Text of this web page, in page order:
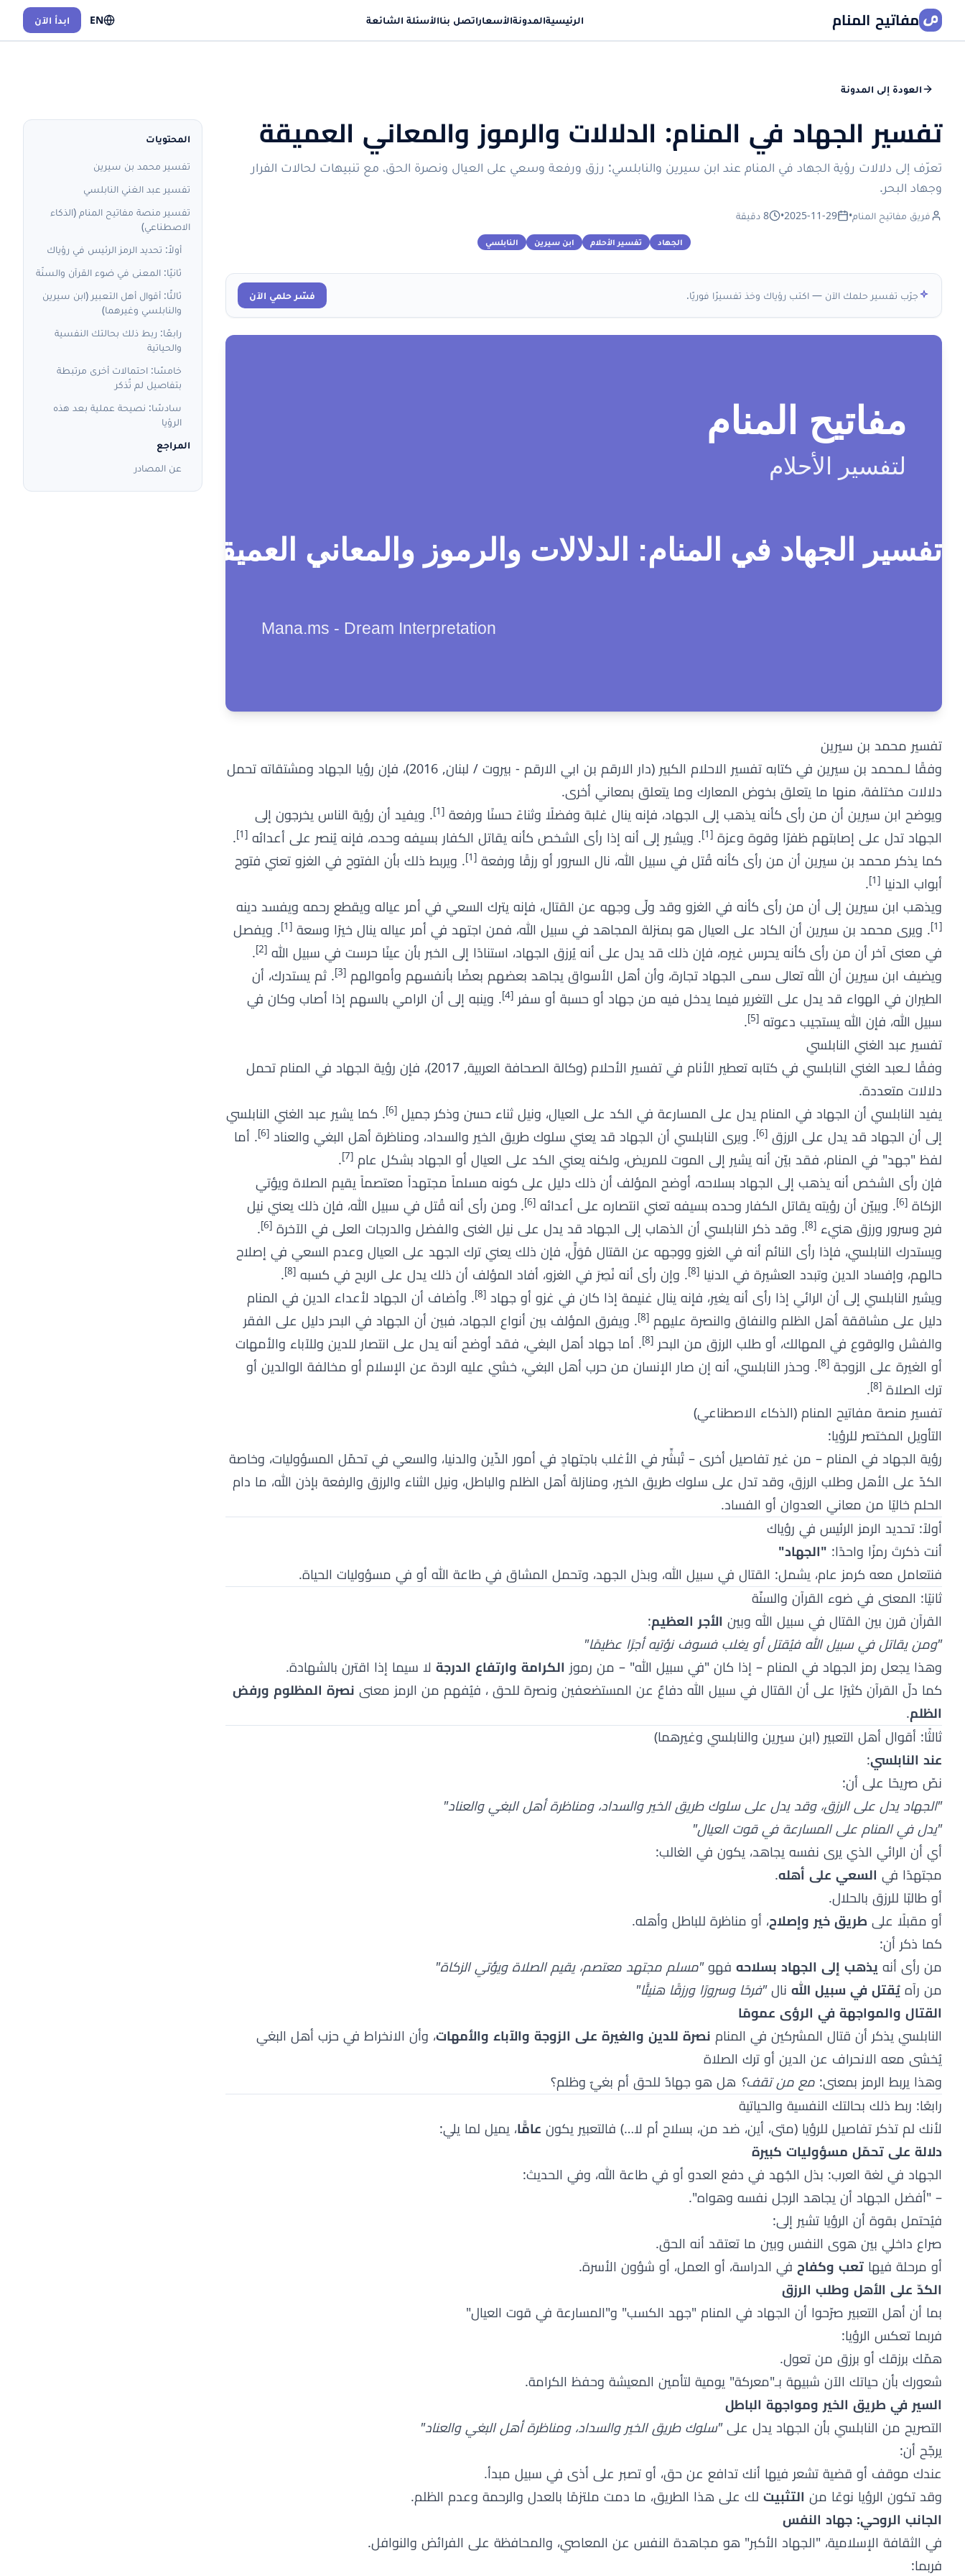
مفاتيح المنام الرئيسيةالمدونةالأسعاراتصل بناالأسئلة الشائعة EN ابدأ الآن
العودة إلى المدونة
تفسير الجهاد في المنام: الدلالات والرموز والمعاني العميقة
تعرّف إلى دلالات رؤية الجهاد في المنام عند ابن سيرين والنابلسي: رزق ورفعة وسعي على العيال ونصرة الحق، مع تنبيهات لحالات الفرار
وجهاد البحر.
فريق مفاتيح المنام•
2025-11-29
• 8 دقيقة
الجهاد تفسير الأحلام ابن سيرين النابلسي
جرّب تفسير حلمك الآن — اكتب رؤياك وخذ تفسيرًا فوريًا. فسّر حلمي الآن
تفسير محمد بن سيرين
وفقًا لـمحمد بن سيرين في كتابه تفسير الاحلام الكبير (دار الارقم بن ابي الارقم - بيروت / لبنان, 2016)، فإن رؤيا الجهاد ومشتقاته تحمل
دلالات مختلفة، منها ما يتعلق بخوض المعارك وما يتعلق بمعاني أخرى.
ويوضح ابن سيرين أن من رأى كأنه يذهب إلى الجهاد، فإنه ينال غلبة وفضلًا وثناءً حسنًا ورفعة [1] . ويفيد أن رؤية الناس يخرجون إلى
الجهاد تدل على إصابتهم ظفرًا وقوة وعزة [1] . ويشير إلى أنه إذا رأى الشخص كأنه يقاتل الكفار بسيفه وحده، فإنه يُنصر على أعدائه [1]
.
كما يذكر محمد بن سيرين أن من رأى كأنه قُتل في سبيل الله، نال السرور أو رزقًا ورفعة [1] . ويربط ذلك بأن الفتوح في الغزو تعني فتوح
أبواب الدنيا [1]
.
ويذهب ابن سيرين إلى أن من رأى كأنه في الغزو وقد ولّى وجهه عن القتال، فإنه يترك السعي في أمر عياله ويقطع رحمه ويفسد دينه
[1] . ويرى محمد بن سيرين أن الكاد على العيال هو بمنزلة المجاهد في سبيل الله، فمن اجتهد في أمر عياله ينال خيرًا وسعة [1] . ويفصل
في معنى آخر أن من رأى كأنه يحرس غيره، فإن ذلك قد يدل على أنه يُرزق الجهاد، استنادًا إلى الخبر بأن عينًا حرست في سبيل الله [2]
.
ويضيف ابن سيرين أن الله تعالى سمى الجهاد تجارة، وأن أهل الأسواق يجاهد بعضهم بعضًا بأنفسهم وأموالهم [3] . ثم يستدرك، أن
الطيران في الهواء قد يدل على التغرير فيما يدخل فيه من جهاد أو حسبة أو سفر [4] . وينبه إلى أن الرامي بالسهم إذا أصاب وكان في
سبيل الله، فإن الله يستجيب دعوته [5]
.
تفسير عبد الغني النابلسي
وفقًا لـعبد الغني النابلسي في كتابه تعطير الأنام في تفسير الأحلام (وكالة الصحافة العربية, 2017)، فإن رؤية الجهاد في المنام تحمل
دلالات متعددة.
يفيد النابلسي أن الجهاد في المنام يدل على المسارعة في الكد على العيال، ونيل ثناء حسن وذكر جميل [6] . كما يشير عبد الغني النابلسي
إلى أن الجهاد قد يدل على الرزق [6] . ويرى النابلسي أن الجهاد قد يعني سلوك طريق الخير والسداد، ومناظرة أهل البغي والعناد [6] . أما
لفظ "جهد" في المنام، فقد بيّن أنه يشير إلى الموت للمريض، ولكنه يعني الكد على العيال أو الجهاد بشكل عام [7]
.
فإن رأى الشخص أنه يذهب إلى الجهاد بسلاحه، أوضح المؤلف أن ذلك دليل على كونه مسلماً مجتهداً معتصماً يقيم الصلاة ويؤتي
الزكاة [6] . ويبيّن أن رؤيته يقاتل الكفار وحده بسيفه تعني انتصاره على أعدائه [6] . ومن رأى أنه قُتل في سبيل الله، فإن ذلك يعني نيل
فرح وسرور ورزق هنيء [8] . وقد ذكر النابلسي أن الذهاب إلى الجهاد قد يدل على نيل الغنى والفضل والدرجات العلى في الآخرة [6]
.
ويستدرك النابلسي، فإذا رأى النائم أنه في الغزو ووجهه عن القتال مُوَلٍّ، فإن ذلك يعني ترك الجهد على العيال وعدم السعي في إصلاح
حالهم، وإفساد الدين وتبدد العشيرة في الدنيا [8] . وإن رأى أنه نُصِرَ في الغزو، أفاد المؤلف أن ذلك يدل على الربح في كسبه [8]
.
ويشير النابلسي إلى أن الرائي إذا رأى أنه يغير، فإنه ينال غنيمة إذا كان في غزو أو جهاد [8] . وأضاف أن الجهاد لأعداء الدين في المنام
دليل على مشاققة أهل الظلم والنفاق والنصرة عليهم [8] . ويفرق المؤلف بين أنواع الجهاد، فبين أن الجهاد في البحر دليل على الفقر
والفشل والوقوع في المهالك، أو طلب الرزق من البحر [8] . أما جهاد أهل البغي، فقد أوضح أنه يدل على انتصار للدين وللآباء والأمهات
أو الغيرة على الزوجة [8] . وحذر النابلسي، أنه إن صار الإنسان من حرب أهل البغي، خشي عليه الردة عن الإسلام أو مخالفة الوالدين أو
ترك الصلاة [8]
.
تفسير منصة مفاتيح المنام (الذكاء الاصطناعي)
التأويل المختصر للرؤيا:
رؤية الجهاد في المنام – من غير تفاصيل أخرى – تُبشِّر في الأغلب باجتهادٍ في أمور الدِّين والدنيا، والسعي في تحمّل المسؤوليات، وخاصة
الكدّ على الأهل وطلب الرزق، وقد تدل على سلوك طريق الخير، ومنازلة أهل الظلم والباطل، ونيل الثناء والرزق والرفعة بإذن الله، ما دام
الحلم خاليًا من معاني العدوان أو الفساد.
أولاً: تحديد الرمز الرئيس في رؤياك
أنت ذكرتَ رمزًا واحدًا: "الجهاد"
فنتعامل معه كرمز عام، يشمل: القتال في سبيل الله، وبذل الجهد، وتحمل المشاق في طاعة الله أو في مسؤوليات الحياة.
ثانيًا: المعنى في ضوء القرآن والسنّة
القرآن قرن بين القتال في سبيل الله وبين الأجر العظيم:
"ومن يقاتل في سبيل الله فيُقتل أو يغلب فسوف نؤتيه أجرًا عظيمًا"
وهذا يجعل رمز الجهاد في المنام – إذا كان "في سبيل الله" – من رموز الكرامة وارتفاع الدرجة لا سيما إذا اقترن بالشهادة.
كما دلّ القرآن كثيرًا على أن القتال في سبيل الله دفاعٌ عن المستضعفين ونصرة للحق ، فيُفهم من الرمز معنى نصرة المظلوم ورفض
الظلم.
ثالثًا: أقوال أهل التعبير (ابن سيرين والنابلسي وغيرهما)
عند النابلسي:
نصّ صريحًا على أن:
"الجهاد يدل على الرزق، وقد يدل على سلوك طريق الخير والسداد، ومناظرة أهل البغي والعناد"
"يدل في المنام على المسارعة في قوت العيال"
أي أن الرائي الذي يرى نفسه يجاهد، يكون في الغالب:
مجتهدًا في السعي على أهله.
أو طالبًا للرزق بالحلال.
أو مقبلًا على طريق خير وإصلاح، أو مناظرة للباطل وأهله.
كما ذكر أن:
من رأى أنهيذهب إلى الجهاد بسلاحه فهو"مسلم مجتهد معتصم، يقيم الصلاة ويؤتي الزكاة"
من رآهيُقتل في سبيل الله نال"فرحًا وسرورًا ورزقًا هنيئًا"
القتال والمواجهة في الرؤى عمومًا
النابلسي يذكر أن قتال المشركين في المنام نصرة للدين والغيرة على الزوجة والآباء والأمهات، وأن الانخراط في حزب أهل البغي
يُخشى معه الانحراف عن الدين أو ترك الصلاة
وهذا يربط الرمز بمعنى: مع من تقف؟ هل هو جهادٌ للحق أم بغيٌ وظلم؟
رابعًا: ربط ذلك بحالتك النفسية والحياتية
لأنك لم تذكر تفاصيل للرؤيا (متى، أين، ضد من، بسلاح أم لا…) فالتعبير يكون عامًّا، يميل لما يلي:
دلالة على تحمّل مسؤوليات كبيرة
الجهاد في لغة العرب: بذل الجُهد في دفع العدو أو في طاعة الله، وفي الحديث:
– "أفضل الجهاد أن يجاهد الرجل نفسه وهواه".
فيُحتمل بقوة أن الرؤيا تشير إلى:
صراع داخلي بين هوى النفس وبين ما تعتقد أنه الحق.
أو مرحلة فيها تعب وكفاح في الدراسة، أو العمل، أو شؤون الأسرة.
الكدّ على الأهل وطلب الرزق
بما أن أهل التعبير صرّحوا أن الجهاد في المنام "جهد الكسب" و"المسارعة في قوت العيال"
فربما تعكس الرؤيا:
همّك برزقك أو برزق من تعول.
شعورك بأن حياتك الآن شبيهة بـ"معركة" يومية لتأمين المعيشة وحفظ الكرامة.
السير في طريق الخير ومواجهة الباطل
التصريح من النابلسي بأن الجهاد يدل على"سلوك طريق الخير والسداد، ومناظرة أهل البغي والعناد"
يرجّح أن:
عندك موقف أو قضية تشعر فيها أنك تدافع عن حق، أو تصبر على أذى في سبيل مبدأ.
وقد تكون الرؤيا نوعًا من التثبيت لك على هذا الطريق، ما دمت ملتزمًا بالعدل والرحمة وعدم الظلم.
الجانب الروحي: جهاد النفس
في الثقافة الإسلامية، "الجهاد الأكبر" هو مجاهدة النفس عن المعاصي، والمحافظة على الفرائض والنوافل.
فربما:
المحتويات
تفسير محمد بن سيرين
تفسير عبد الغني النابلسي
تفسير منصة مفاتيح المنام (الذكاء
الاصطناعي)
أولاً: تحديد الرمز الرئيس في رؤياك
ثانيًا: المعنى في ضوء القرآن والسنّة
ثالثًا: أقوال أهل التعبير (ابن سيرين
والنابلسي وغيرهما)
رابعًا: ربط ذلك بحالتك النفسية
والحياتية
خامسًا: احتمالات أخرى مرتبطة
بتفاصيل لم تُذكر
سادسًا: نصيحة عملية بعد هذه
الرؤيا
المراجع
عن المصادر